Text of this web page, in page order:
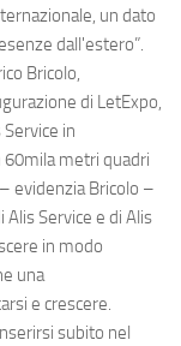
un dato
dall'estero”.
Bricolo,
di LetExpo,
in
60mila metri quadri
evidenzia Bricolo –
Service e di Alis
in modo
una
e crescere.
subito nel